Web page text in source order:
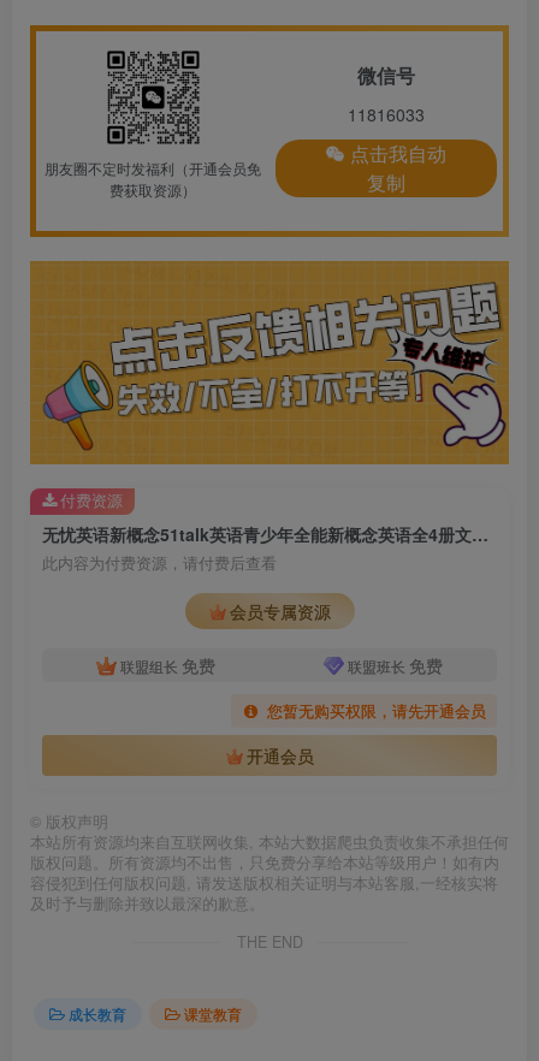
朋友圈不定时发福利（开通会员免
费获取资源）
微信号
11816033
点击我自动
复制
无忧英语新概念51talk英语青少年全能新概念英语全4册文档课程
此内容为付费资源，请付费后查看
会员专属资源
联盟组长 免费 联盟班长 免费
您暂无购买权限，请先开通会员
开通会员
付费资源
© 版权声明
本站所有资源均来自互联网收集, 本站大数据爬虫负责收集不承担任何
版权问题。所有资源均不出售，只免费分享给本站等级用户！如有内
容侵犯到任何版权问题, 请发送版权相关证明与本站客服,一经核实将
及时予与删除并致以最深的歉意。
THE END
成长教育 课堂教育